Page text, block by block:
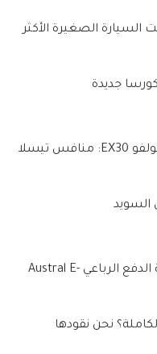
الصغيرة الأكثر
جديدة
مراجعة فولفو EX30: منافس تيسلا
السويد
هل سيارة الدفع الرباعي Austral E-